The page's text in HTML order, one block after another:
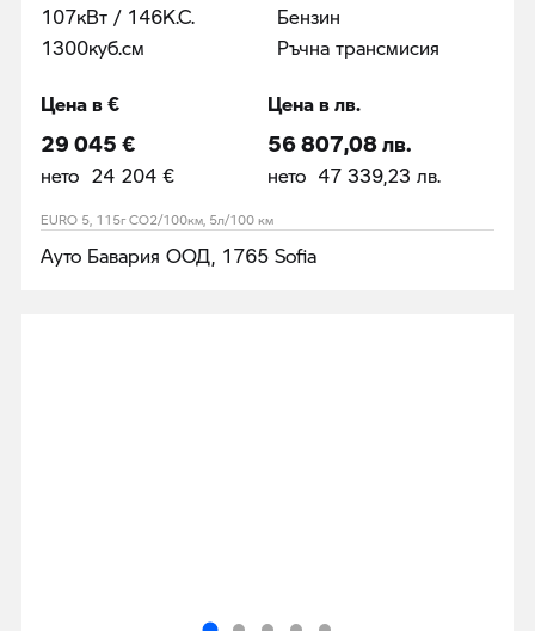
107кВт / 146К.С.
1300куб.cм
Бензин
Ръчна трансмисия
Цена в €
29 045 €
нето 24 204 €
Цена в лв.
56 807,08 лв.
нето 47 339,23 лв.
EURO 5, 115г CO2/100км, 5л/100 км
Ауто Бавария ООД, 1765 Sofia